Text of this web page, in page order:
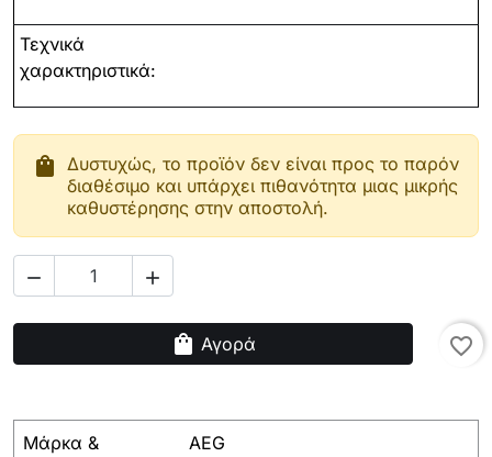
Τεχνικά
χαρακτηριστικά:
shopping_bag Δυστυχώς, το προϊόν δεν είναι προς το παρόν
διαθέσιμο και υπάρχει πιθανότητα μιας μικρής
καθυστέρησης στην αποστολή.
 
shopping_bag Αγορά favorite_border
Μάρκα &
AEG